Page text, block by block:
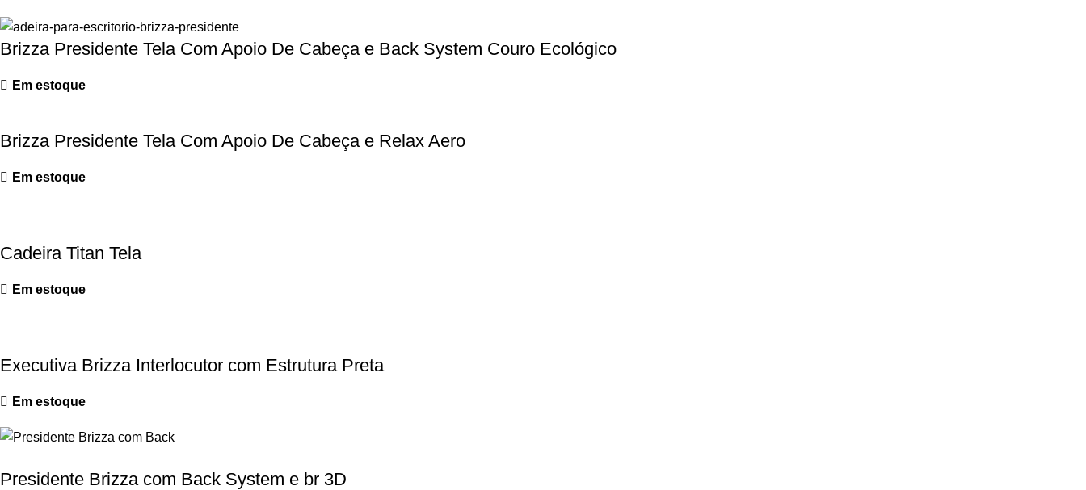
Brizza Presidente Tela Com Apoio De Cabeça e Back System Couro Ecológico
Em estoque
Brizza Presidente Tela Com Apoio De Cabeça e Relax Aero
Em estoque
Cadeira Titan Tela
Em estoque
Executiva Brizza Interlocutor com Estrutura Preta
Em estoque
Presidente Brizza com Back System e br 3D